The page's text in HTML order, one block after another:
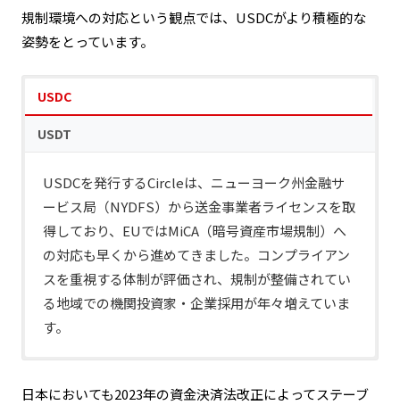
債保有比率を高め、透明性改善に取り組んでいま
す。
規制環境への対応という観点では、USDCがより積極的な
姿勢をとっています。
USDC
USDT
USDCを発行するCircleは、ニューヨーク州金融サ
ービス局（NYDFS）から送金事業者ライセンスを取
得しており、EUではMiCA（暗号資産市場規制）へ
の対応も早くから進めてきました。コンプライアン
スを重視する体制が評価され、規制が整備されてい
る地域での機関投資家・企業採用が年々増えていま
す。
主要な規制当局の監督下とは距離を置いた形での事
日本においても2023年の資金決済法改正によってステーブ